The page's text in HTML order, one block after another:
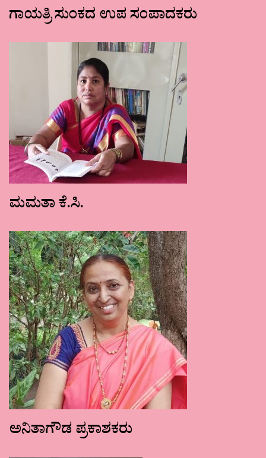
ಗಾಯತ್ರಿ ಸುಂಕದ ಉಪ ಸಂಪಾದಕರು
ಮಮತಾ ಕೆ.ಸಿ.
ಅನಿತಾಗೌಡ ಪ್ರಕಾಶಕರು